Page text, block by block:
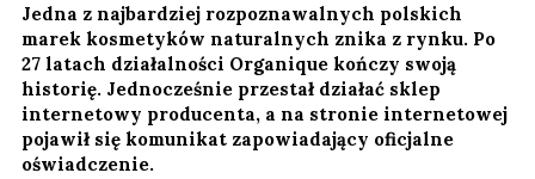
Jedna z najbardziej rozpoznawalnych polskich
marek kosmetyków naturalnych znika z rynku. Po
27 latach działalności Organique kończy swoją
historię. Jednocześnie przestał działać sklep
internetowy producenta, a na stronie internetowej
pojawił się komunikat zapowiadający oficjalne
oświadczenie.